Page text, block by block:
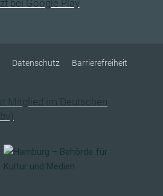
Datenschutz Barrierefreiheit